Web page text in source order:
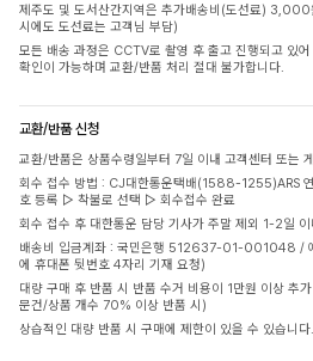
제주도 및 도서산간지역은 추가배송비(도선료)
시에도 도선료는 고객님 부담)
모든 배송 과정은 CCTV로 촬영 후 출고 진행되고 있
확인이 가능하며 교환/반품 처리 절대 불가합니다.
교환/반품 신청
교환/반품은 상품수령일부터 7일 이내 고객센터 또는
회수 접수 방법 : CJ대한통운택배(1588-1255)ARS
호 등록 ▷ 착불로 선택 ▷ 회수접수 완료
회수 접수 후 대한통운 담당 기사가 주말 제외 1-2일 이
배송비 입금계좌 : 국민은행 512637-01-001048 /
에 휴대폰 뒷번호 4자리 기재 요청)
대량 구매 후 반품 시 반품 수거 비용이 1만원 이상 추
문건/상품 개수 70% 이상 반품 시)
상습적인 대량 반품 시 구매에 제한이 있을 수 있습니다.